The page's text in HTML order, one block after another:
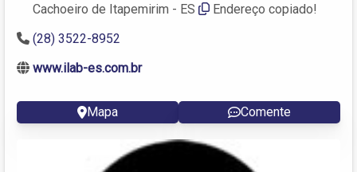
Cachoeiro de Itapemirim - ES
Endereço copiado!
(28) 3522-8952
www.ilab-es.com.br
Mapa Comente